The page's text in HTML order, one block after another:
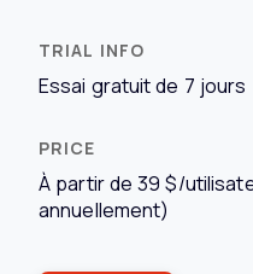
Essai gratuit de 7 jours
À partir de 39 $/
annuellement)